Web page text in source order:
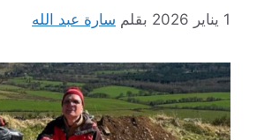
1 يناير 2026 بقلم سارة عبد الله